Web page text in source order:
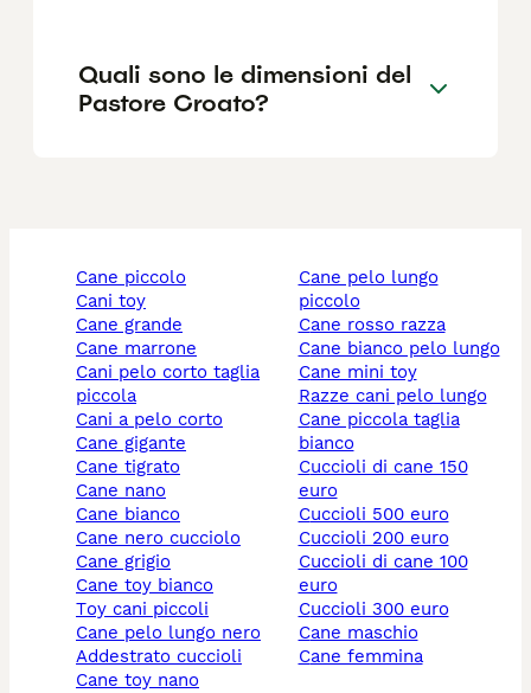
Quali sono le dimensioni del
Pastore Croato?
cane piccolo
cani toy
cane grande
cane marrone
cani pelo corto taglia
piccola
cani a pelo corto
cane gigante
cane tigrato
cane nano
cane bianco
cane nero cucciolo
cane grigio
cane toy bianco
toy cani piccoli
cane pelo lungo nero
addestrato cuccioli
cane toy nano
cane pelo lungo
piccolo
cane rosso razza
cane bianco pelo lungo
cane mini toy
razze cani pelo lungo
cane piccola taglia
bianco
cuccioli di cane 150
euro
cuccioli 500 euro
cuccioli 200 euro
cuccioli di cane 100
euro
cuccioli 300 euro
cane maschio
cane femmina